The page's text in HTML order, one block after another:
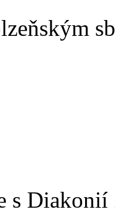
s Diakonií